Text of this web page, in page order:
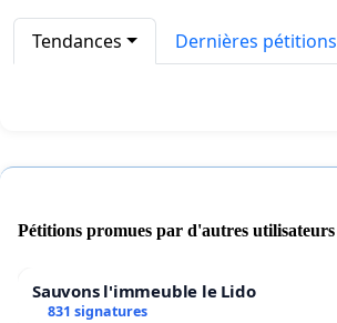
Tendances Dernières pétitions
Pétitions promues par d'autres utilisateurs
Sauvons l'immeuble le Lido
831 signatures